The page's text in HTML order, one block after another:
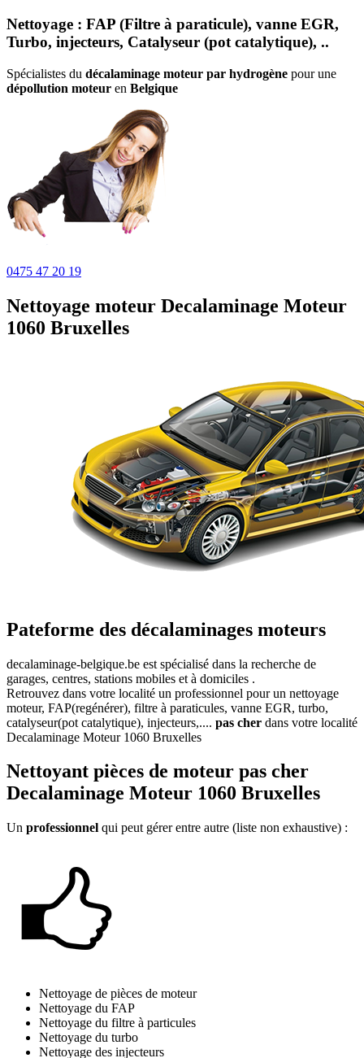
Nettoyage : FAP (Filtre à paraticule), vanne EGR,
Turbo, injecteurs, Catalyseur (pot catalytique), ..
Spécialistes du décalaminage moteur par hydrogène pour une
dépollution moteur en Belgique
0475 47 20 19
Nettoyage moteur Decalaminage Moteur
1060 Bruxelles
Pateforme des décalaminages moteurs
decalaminage-belgique.be est spécialisé dans la recherche de
garages, centres, stations mobiles et à domiciles .
Retrouvez dans votre localité un professionnel pour un nettoyage
moteur, FAP(regénérer), filtre à paraticules, vanne EGR, turbo,
catalyseur(pot catalytique), injecteurs,.... pas cher dans votre localité
Decalaminage Moteur 1060 Bruxelles
Nettoyant pièces de moteur pas cher
Decalaminage Moteur 1060 Bruxelles
Un professionnel qui peut gérer entre autre (liste non exhaustive) :
Nettoyage de pièces de moteur
Nettoyage du FAP
Nettoyage du filtre à particules
Nettoyage du turbo
Nettoyage des injecteurs